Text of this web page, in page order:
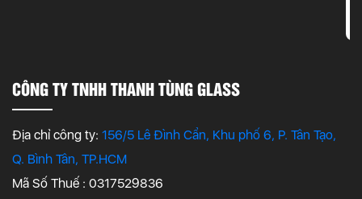
CÔNG TY TNHH THANH TÙNG GLASS
Địa chỉ công ty: 156/5 Lê Đình Cẩn, Khu phố 6, P. Tân Tạo,
Q. Bình Tân, TP.HCM
Mã Số Thuế : 0317529836